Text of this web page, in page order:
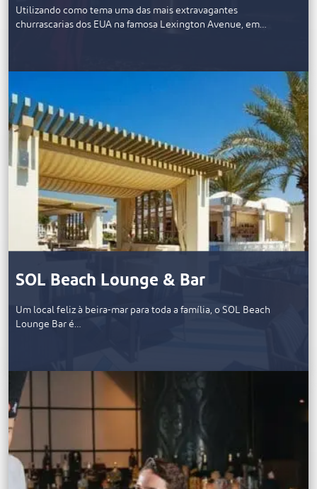
Utilizando como tema uma das mais extravagantes
churrascarias dos EUA na famosa Lexington Avenue, em…
SOL Beach Lounge & Bar
Um local feliz à beira-mar para toda a família, o SOL Beach
Lounge Bar é…